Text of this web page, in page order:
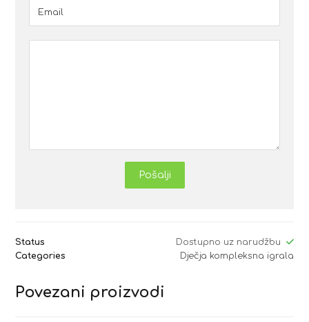
Pošalji
Status
Dostupno uz narudžbu
Categories
Dječja kompleksna igrala
Povezani proizvodi